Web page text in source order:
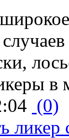
в
(0)
ликер